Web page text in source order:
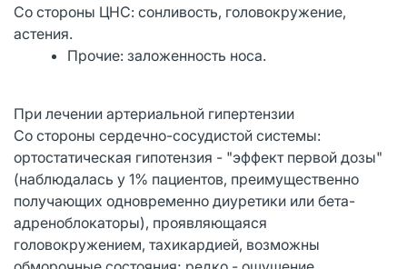
Со стороны ЦНС: сонливость, головокружение,
астения.
Прочие: заложенность носа.
При лечении артериальной гипертензии
Со стороны сердечно-сосудистой системы:
ортостатическая гипотензия - "эффект первой дозы"
(наблюдалась у 1% пациентов, преимущественно
получающих одновременно диуретики или бета-
адреноблокаторы), проявляющаяся
головокружением, тахикардией, возможны